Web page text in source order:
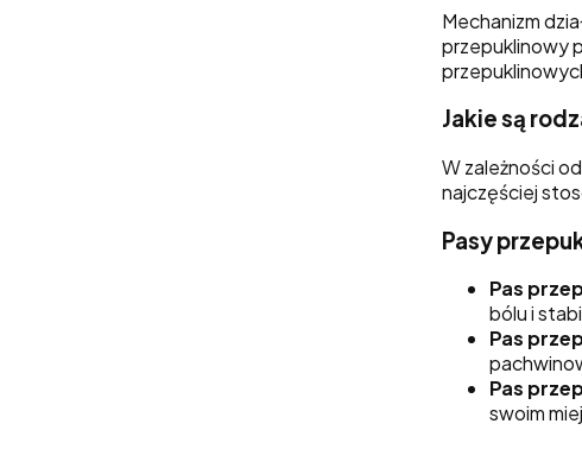
Mechanizm
przepuklinowy
Jakie są
W zależności
najczęściej
Pasy
Pas
bólu i
Pas
Pas
swoim